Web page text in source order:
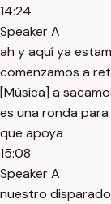
14:24
Speaker A
ah y aquí ya
comenzamos a
[Música] a
es una ronda
que apoya
15:08
Speaker A
nuestro